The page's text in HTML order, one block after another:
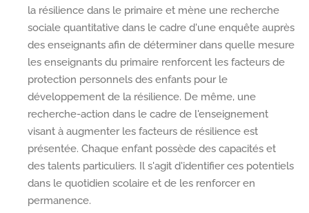
la résilience dans le primaire et mène une recherche
sociale quantitative dans le cadre d'une enquête auprès
des enseignants afin de déterminer dans quelle mesure
les enseignants du primaire renforcent les facteurs de
protection personnels des enfants pour le
développement de la résilience. De même, une
recherche-action dans le cadre de l'enseignement
visant à augmenter les facteurs de résilience est
présentée. Chaque enfant possède des capacités et
des talents particuliers. Il s'agit d'identifier ces potentiels
dans le quotidien scolaire et de les renforcer en
permanence.